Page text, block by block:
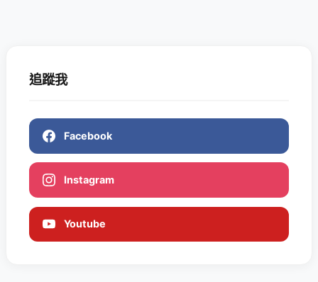
追蹤我
Facebook
Instagram
Youtube